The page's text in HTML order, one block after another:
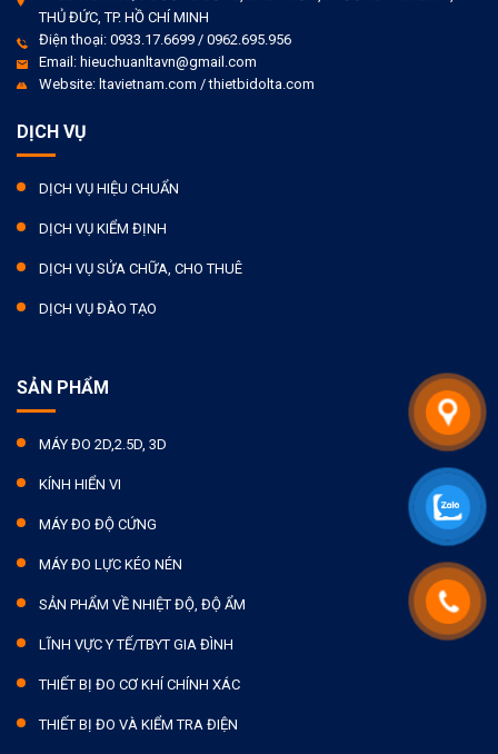
THỦ ĐỨC, TP. HỒ CHÍ MINH
Điện thoại: 0933.17.6699 / 0962.695.956
Email: hieuchuanltavn@gmail.com
Website: ltavietnam.com / thietbidolta.com
DỊCH VỤ
DỊCH VỤ HIỆU CHUẨN
DỊCH VỤ KIỂM ĐỊNH
DỊCH VỤ SỬA CHỮA, CHO THUÊ
DỊCH VỤ ĐÀO TẠO
SẢN PHẨM
MÁY ĐO 2D,2.5D, 3D
KÍNH HIỂN VI
MÁY ĐO ĐỘ CỨNG
MÁY ĐO LỰC KÉO NÉN
SẢN PHẨM VỀ NHIỆT ĐỘ, ĐỘ ẨM
LĨNH VỰC Y TẾ/TBYT GIA ĐÌNH
THIẾT BỊ ĐO CƠ KHÍ CHÍNH XÁC
THIẾT BỊ ĐO VÀ KIỂM TRA ĐIỆN